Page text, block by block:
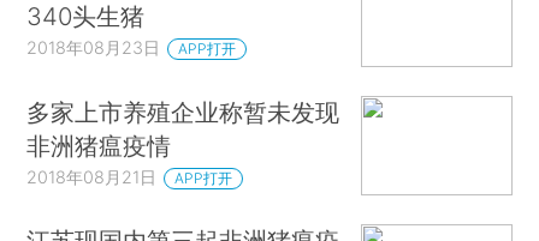
340头生猪
2018年08月23日 APP打开
多家上市养殖企业称暂未发现
非洲猪瘟疫情
2018年08月21日 APP打开